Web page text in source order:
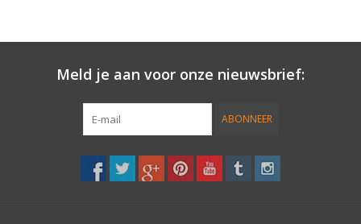
Meld je aan voor onze nieuwsbrief:
ABONNEER